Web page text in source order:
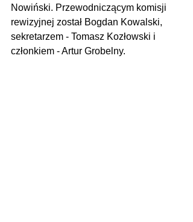
Nowiński. Przewodniczącym komisji
rewizyjnej został Bogdan Kowalski,
sekretarzem - Tomasz Kozłowski i
członkiem - Artur Grobelny.